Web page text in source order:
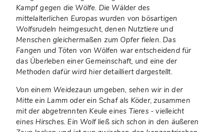
Kampf gegen die Wölfe. Die Wälder des
mittelalterlichen Europas wurden von bösartigen
Wolfsrudeln heimgesucht, denen Nutztiere und
Menschen gleichermaßen zum Opfer fielen. Das
Fangen und Töten von Wölfen war entscheidend für
das Überleben einer Gemeinschaft, und eine der
Methoden dafür wird hier detailliert dargestellt.
Von einem Weidezaun umgeben, sehen wir in der
Mitte ein Lamm oder ein Schaf als Köder, zusammen
mit der abgetrennten Keule eines Tieres - vielleicht
eines Hirsches. Ein Wolf ließ sich schon in den äußeren